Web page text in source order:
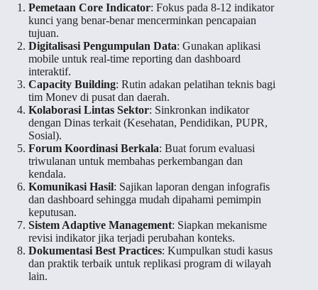
Pemetaan Core Indicator: Fokus pada 8-12 indikator
kunci yang benar-benar mencerminkan pencapaian
tujuan.
Digitalisasi Pengumpulan Data: Gunakan aplikasi
mobile untuk real-time reporting dan dashboard
interaktif.
Capacity Building: Rutin adakan pelatihan teknis bagi
tim Monev di pusat dan daerah.
Kolaborasi Lintas Sektor: Sinkronkan indikator
dengan Dinas terkait (Kesehatan, Pendidikan, PUPR,
Sosial).
Forum Koordinasi Berkala: Buat forum evaluasi
triwulanan untuk membahas perkembangan dan
kendala.
Komunikasi Hasil: Sajikan laporan dengan infografis
dan dashboard sehingga mudah dipahami pemimpin
keputusan.
Sistem Adaptive Management: Siapkan mekanisme
revisi indikator jika terjadi perubahan konteks.
Dokumentasi Best Practices: Kumpulkan studi kasus
dan praktik terbaik untuk replikasi program di wilayah
lain.